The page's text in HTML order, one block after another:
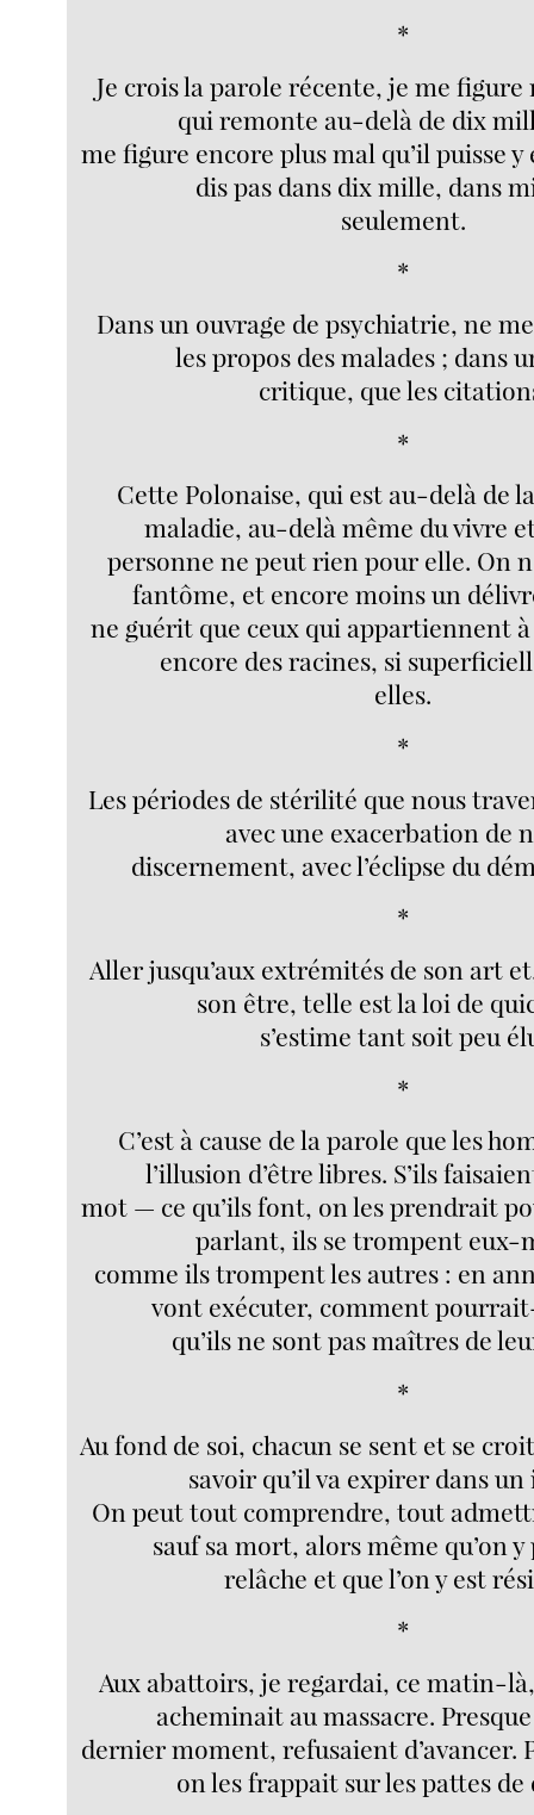
*
Je crois la parole récente, je me
qui remonte au-delà de dix
me figure encore plus mal qu’il puisse
dis pas dans dix mille, dans
seulement.
*
Dans un ouvrage de psychiatrie, ne
les propos des malades ; dans
critique, que les
*
Cette Polonaise, qui est au-delà de
maladie, au-delà même du vivre
personne ne peut rien pour elle. On
fantôme, et encore moins un
ne guérit que ceux qui appartiennent
encore des racines, si
elles.
*
Les périodes de stérilité que nous
avec une exacerbation de
discernement, avec l’éclipse du
*
Aller jusqu’aux extrémités de son art
son être, telle est la loi de
s’estime tant soit peu
*
C’est à cause de la parole que les
l’illusion d’être libres. S’ils
mot — ce qu’ils font, on les prendrait
parlant, ils se trompent eux-
comme ils trompent les autres : en
vont exécuter, comment
qu’ils ne sont pas maîtres de
*
Au fond de soi, chacun se sent et se
savoir qu’il va expirer dans
On peut tout comprendre, tout
sauf sa mort, alors même qu’on y
relâche et que l’on y est
*
Aux abattoirs, je regardai, ce matin-là,
acheminait au massacre.
dernier moment, refusaient d’avancer.
on les frappait sur les pattes